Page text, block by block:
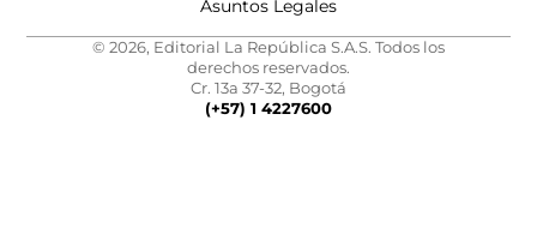
Asuntos Legales
© 2026, Editorial La República S.A.S. Todos los
derechos reservados.
Cr. 13a 37-32, Bogotá
(+57) 1 4227600